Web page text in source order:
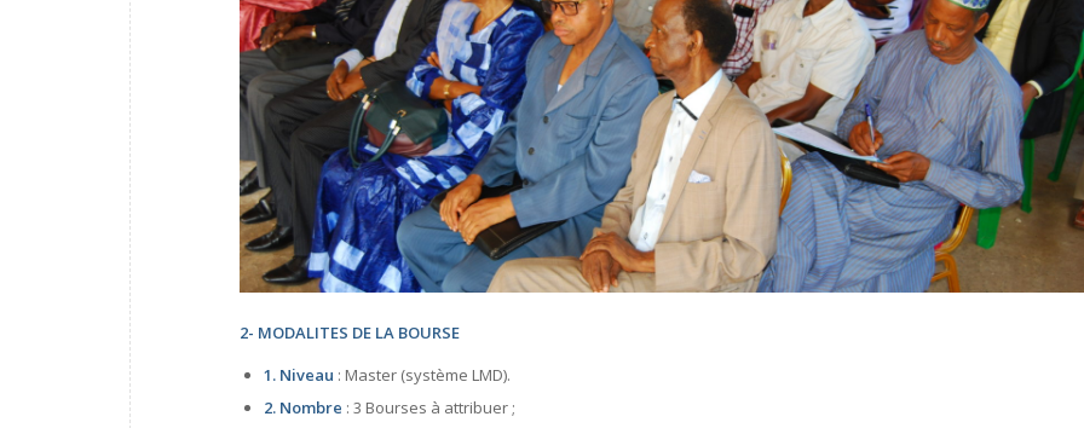
2- MODALITES DE LA BOURSE
1. Niveau : Master (système LMD).
2. Nombre : 3 Bourses à attribuer ;